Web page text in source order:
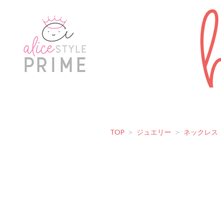
TOP > ジュエリー > ネックレス